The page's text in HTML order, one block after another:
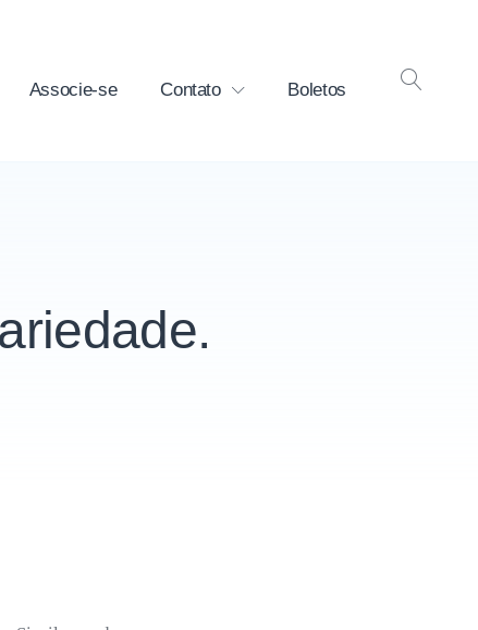
Associe-se Contato Boletos